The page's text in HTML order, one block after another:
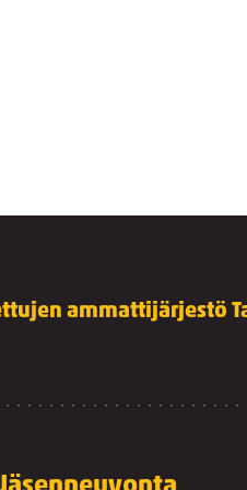
ammattijärjestö